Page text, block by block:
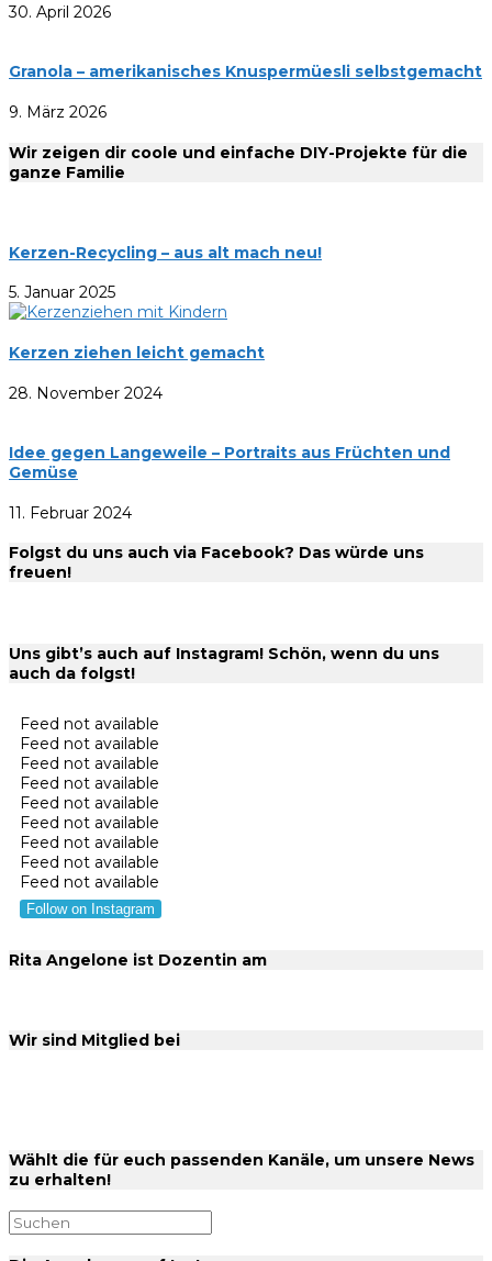
30. April 2026
Granola – amerikanisches Knuspermüesli selbstgemacht
9. März 2026
Wir zeigen dir coole und einfache DIY-Projekte für die
ganze Familie
Kerzen-Recycling – aus alt mach neu!
5. Januar 2025
Kerzen ziehen leicht gemacht
28. November 2024
Idee gegen Langeweile – Portraits aus Früchten und
Gemüse
11. Februar 2024
Folgst du uns auch via Facebook? Das würde uns
freuen!
Uns gibt’s auch auf Instagram! Schön, wenn du uns
auch da folgst!
Feed not available
Feed not available
Feed not available
Feed not available
Feed not available
Feed not available
Feed not available
Feed not available
Feed not available
Follow on Instagram
Rita Angelone ist Dozentin am
Wir sind Mitglied bei
Wählt die für euch passenden Kanäle, um unsere News
zu erhalten!